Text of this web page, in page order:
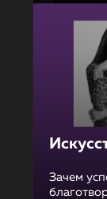
Зачем